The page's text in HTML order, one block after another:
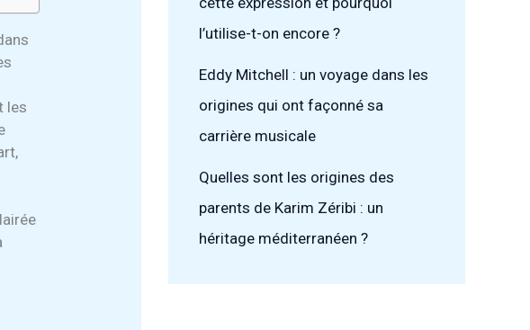
les
l’utilise-t-on encore ?
Eddy Mitchell : un voyage dans les
origines qui ont façonné sa
carrière musicale
Quelles sont les origines des
parents de Karim Zéribi : un
héritage méditerranéen ?